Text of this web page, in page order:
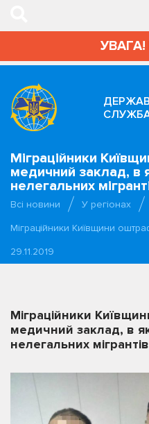
УВАГА!
Міграційники
медичний заклад, в
нелегальних
Всі новини
У регіонах
Міграційники Київщини
29.11.2019
Міграційники
медичний заклад, в
нелегальних мігрантів